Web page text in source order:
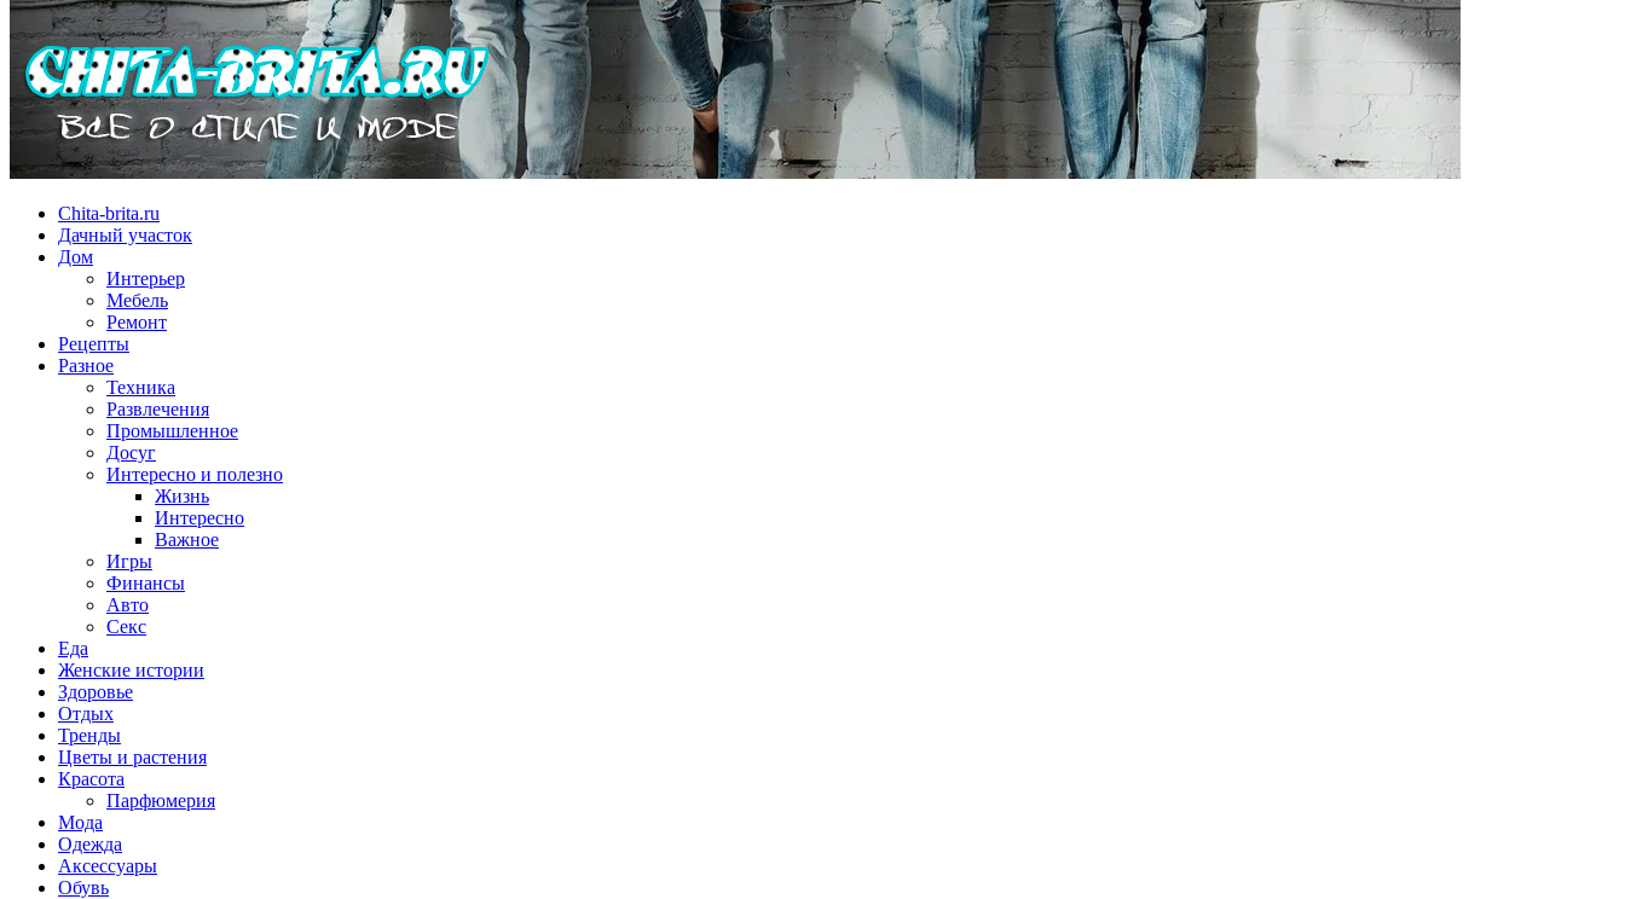
Chita-brita.ru
Дачный участок
Дом
Интерьер
Мебель
Ремонт
Рецепты
Разное
Техника
Развлечения
Промышленное
Досуг
Интересно и полезно
Жизнь
Интересно
Важное
Игры
Финансы
Авто
Секс
Еда
Женские истории
Здоровье
Отдых
Тренды
Цветы и растения
Красота
Парфюмерия
Мода
Одежда
Аксессуары
Обувь